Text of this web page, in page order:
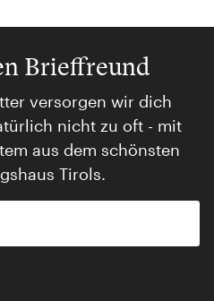
Brieffreund
versorgen wir dich
nicht zu oft - mit
aus dem schönsten
Tirols.